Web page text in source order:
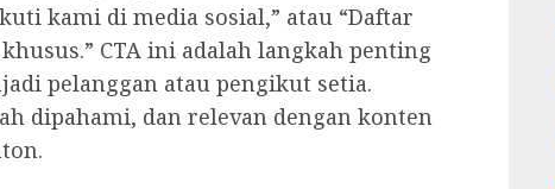
kami di media sosial,” atau “Daftar
CTA ini adalah langkah penting
pelanggan atau pengikut setia.
dipahami, dan relevan dengan konten